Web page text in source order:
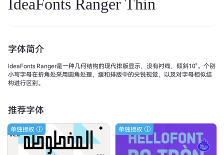
IdeaFonts Ranger Thin
字体简介
IdeaFonts Ranger是一种几何结构的现代排版显示，没有衬线，倾斜10°。个别
小写字母在折角处采用圆角处理，缓和排版中的尖锐视觉，以及对字母相似结
构进行区别。
推荐字体
单独授权 单独授权